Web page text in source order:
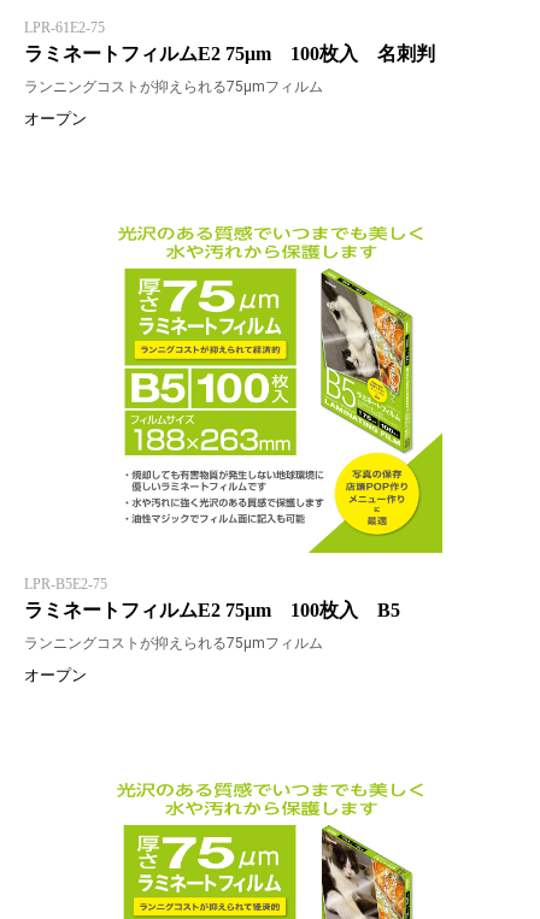
LPR-61E2-75
ラミネートフィルムE2 75μm 100枚入 名刺判
ランニングコストが抑えられる75μmフィルム
オープン
LPR-B5E2-75
ラミネートフィルムE2 75μm 100枚入 B5
ランニングコストが抑えられる75μmフィルム
オープン